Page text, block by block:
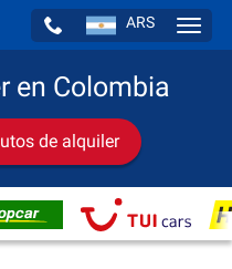
ARS
en Colombia
de alquiler